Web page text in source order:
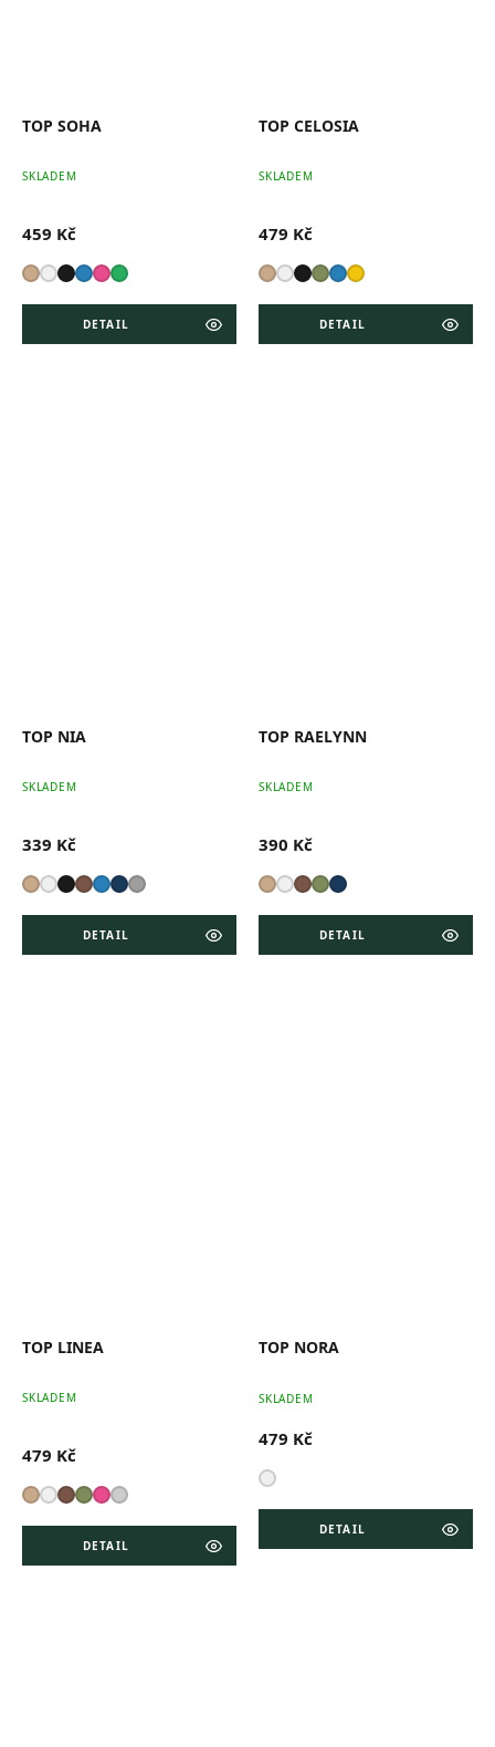
TOP SOHA
SKLADEM
459 Kč
DETAIL
TOP CELOSIA
SKLADEM
479 Kč
DETAIL
TOP NIA
SKLADEM
339 Kč
DETAIL
TOP RAELYNN
SKLADEM
390 Kč
DETAIL
TOP LINEA
SKLADEM
479 Kč
DETAIL
TOP NORA
SKLADEM
479 Kč
DETAIL